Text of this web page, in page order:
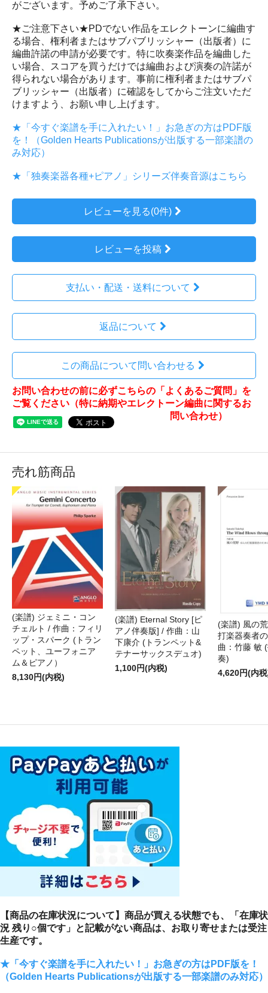
がございます。予めご了承下さい。
★ご注意下さい★PDでない作品をエレクトーンに編曲す
る場合、権利者またはサブパブリッシャー（出版者）に
編曲許諾の申請が必要です。特に吹奏楽作品を編曲した
い場合、スコアを買うだけでは編曲および演奏の許諾が
得られない場合があります。事前に権利者またはサブパ
ブリッシャー（出版者）に確認をしてからご注文いただ
けますよう、お願い申し上げます。
★「今すぐ楽譜を手に入れたい！」お急ぎの方はPDF版
を！（Golden Hearts Publicationsが出版する一部楽譜の
み対応）
★「独奏楽器各種+ピアノ」シリーズ伴奏音源はこちら
レビューを見る(0件)
レビューを投稿
支払い・配送・送料について
返品について
この商品について問い合わせる
お問い合わせの前に必ずこちらの「よくあるご質問」を
ご覧ください（特に納期やエレクトーン編曲に関するお
問い合わせ）
売れ筋商品
(楽譜) ジェミニ・コン
チェルト / 作曲：フィリ
ップ・スパーク (トラン
ペット、ユーフォニア
ム＆ピアノ）
8,130円(内税)
(楽譜) Eternal Story [ピ
アノ伴奏版] / 作曲：山
下康介 (トランペット&
テナーサックスデュオ)
1,100円(内税)
(楽譜) 風の
打楽器奏者
曲：竹藤 敏
奏)
4,620円(内
【商品の在庫状況について】商品が買える状態でも、「在庫状
況 残り○個です」と記載がない商品は、お取り寄せまたは受注
生産です。
★「今すぐ楽譜を手に入れたい！」お急ぎの方はPDF版を！
（Golden Hearts Publicationsが出版する一部楽譜のみ対応）